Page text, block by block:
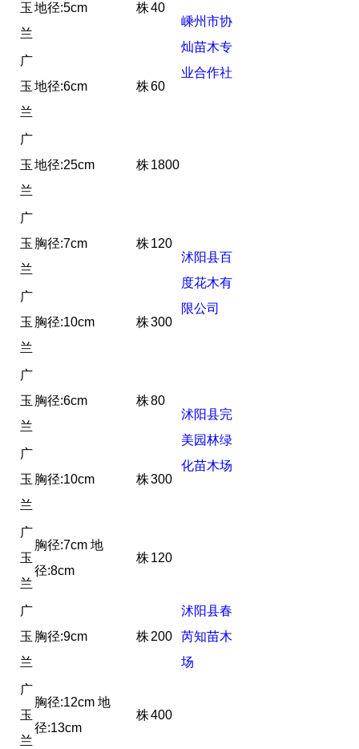
嵊州市协
灿苗木专
业合作社
玉
兰
地径:5cm 株40
广
玉
兰
地径:6cm 株60
广
玉
兰
地径:25cm 株1800
广
玉
兰
胸径:7cm 株120
沭阳县百
度花木有
限公司
广
玉
兰
胸径:10cm 株300
广
玉
兰
胸径:6cm 株80
沭阳县完
美园林绿
化苗木场
广
玉
兰
胸径:10cm 株300
广
玉
兰
胸径:7cm 地
径:8cm
株120
沭阳县春
芮知苗木
场
广
玉
兰
胸径:9cm 株200
广
玉
兰
胸径:12cm 地
径:13cm
株400